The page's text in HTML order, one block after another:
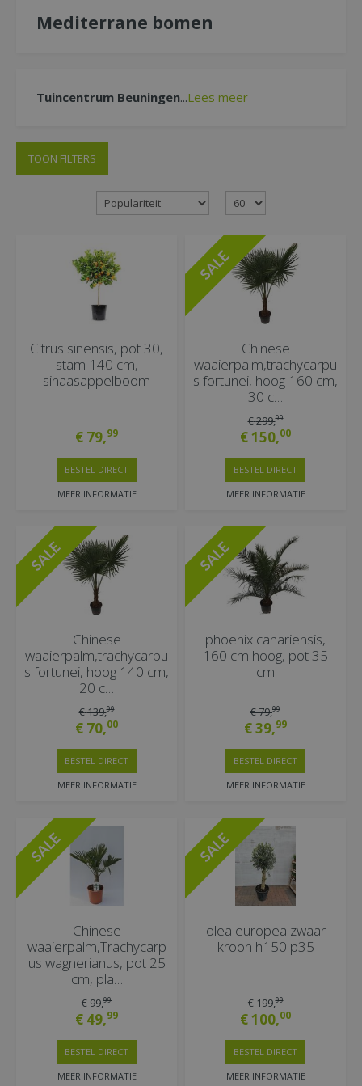
Mediterrane bomen
Tuincentrum Beuningen...Lees meer
TOON FILTERS
Citrus sinensis, pot 30,
stam 140 cm,
sinaasappelboom
€ 79,99
MEER INFORMATIE
BESTEL DIRECT
Chinese
waaierpalm,trachycarpu
s fortunei, hoog 160 cm,
30 c…
€299,99
€150,00
MEER INFORMATIE
BESTEL DIRECT
Chinese
waaierpalm,trachycarpu
s fortunei, hoog 140 cm,
20 c…
€139,99
€ 70,00
MEER INFORMATIE
BESTEL DIRECT
phoenix canariensis,
160 cm hoog, pot 35
cm
€79,99
€39,99
MEER INFORMATIE
BESTEL DIRECT
Chinese
waaierpalm,Trachycarp
us wagnerianus, pot 25
cm, pla…
€99,99
€ 49,99
MEER INFORMATIE
BESTEL DIRECT
olea europea zwaar
kroon h150 p35
€199,99
€100,00
MEER INFORMATIE
BESTEL DIRECT